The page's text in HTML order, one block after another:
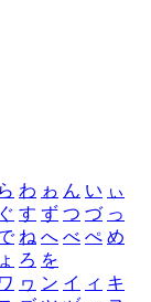
ら わ ゎ ん い ぃ
ぐ す ず つ づ っ
ね へ べ ぺ め
ょ ろ を
ワ ヮ ン イ ィ キ